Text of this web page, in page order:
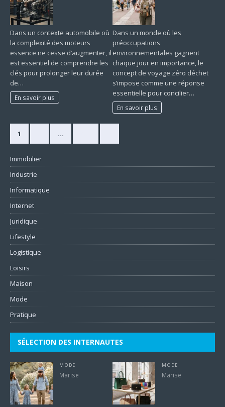
Dans un contexte automobile où
la complexité des moteurs
essence ne cesse d’augmenter, il
est essentiel de comprendre les
clés pour prolonger leur durée
de…
En savoir plus
Dans un monde où les
préoccupations
environnementales gagnent
chaque jour en importance, le
concept de voyage zéro déchet
s’impose comme une réponse
essentielle pour concilier…
En savoir plus
1 …
Immobilier
Industrie
Informatique
Internet
Juridique
Lifestyle
Logistique
Loisirs
Maison
Mode
Pratique
SÉLECTION DES INTERNAUTES
MODE
Marise
MODE
Marise